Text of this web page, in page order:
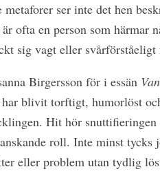
metaforer ser inte det hen
ofta en person som härmar
sig vagt eller
Birgersson för i essän
blivit torftigt, humorlöst
Hit hör
roll. Inte minst tycks
eller problem utan tydlig